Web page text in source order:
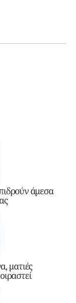
άμεσα
ματιές